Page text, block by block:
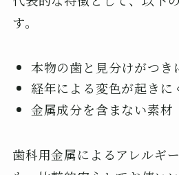
す。
本物の歯と見分けがつき
経年による変色が起きに
金属成分を含まない素材
歯科用金属によるアレルギ